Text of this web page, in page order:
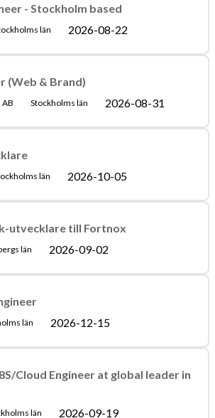
- Stockholm based
län 2026-08-22
(Web & Brand)
AB Stockholms län 2026-08-31
län 2026-10-05
utvecklare till Fortnox
län 2026-09-02
län 2026-12-15
Cloud Engineer at global leader in
län 2026-09-19